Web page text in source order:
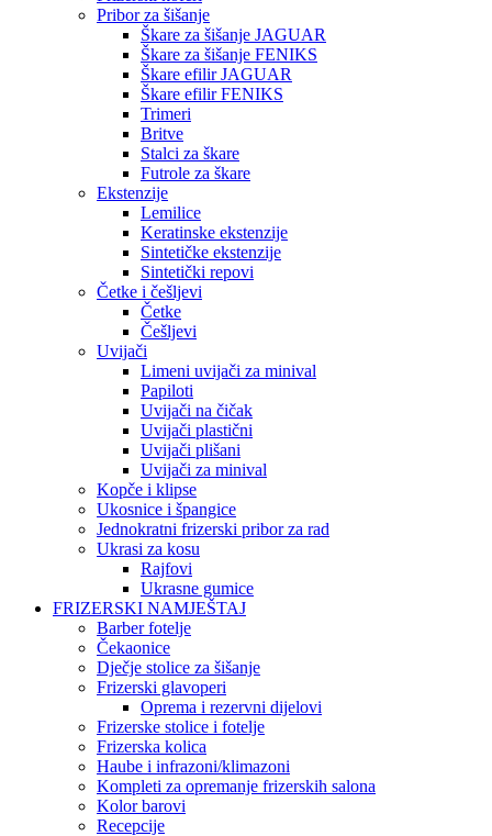
Pribor za šišanje
Škare za šišanje JAGUAR
Škare za šišanje FENIKS
Škare efilir JAGUAR
Škare efilir FENIKS
Trimeri
Britve
Stalci za škare
Futrole za škare
Ekstenzije
Lemilice
Keratinske ekstenzije
Sintetičke ekstenzije
Sintetički repovi
Četke i češljevi
Četke
Češljevi
Uvijači
Limeni uvijači za minival
Papiloti
Uvijači na čičak
Uvijači plastični
Uvijači plišani
Uvijači za minival
Kopče i klipse
Ukosnice i špangice
Jednokratni frizerski pribor za rad
Ukrasi za kosu
Rajfovi
Ukrasne gumice
FRIZERSKI NAMJEŠTAJ
Barber fotelje
Čekaonice
Dječje stolice za šišanje
Frizerski glavoperi
Oprema i rezervni dijelovi
Frizerske stolice i fotelje
Frizerska kolica
Haube i infrazoni/klimazoni
Kompleti za opremanje frizerskih salona
Kolor barovi
Recepcije